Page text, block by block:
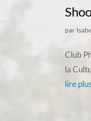
par
Club
la
lire